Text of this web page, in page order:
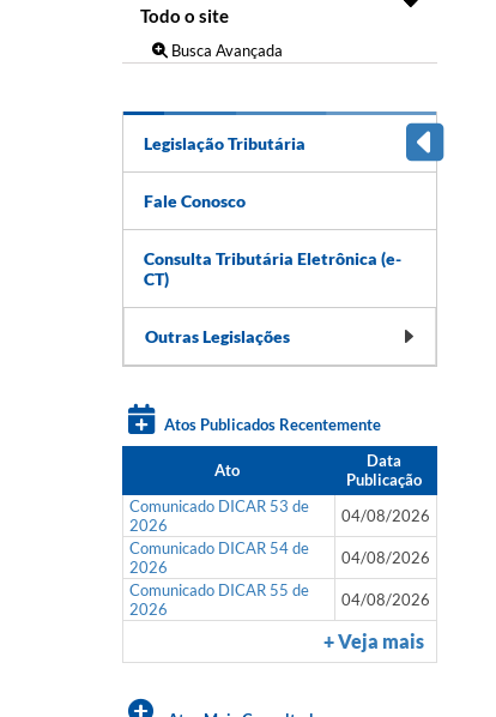
Busca Avançada
Legislação Tributária
Fale Conosco
Consulta Tributária Eletrônica (e-
CT)
Outras Legislações
Atos Publicados Recentemente
Ato
Data
Publicação
Comunicado DICAR 53 de
2026
04/08/2026
Comunicado DICAR 54 de
2026
04/08/2026
Comunicado DICAR 55 de
2026
04/08/2026
+ Veja mais